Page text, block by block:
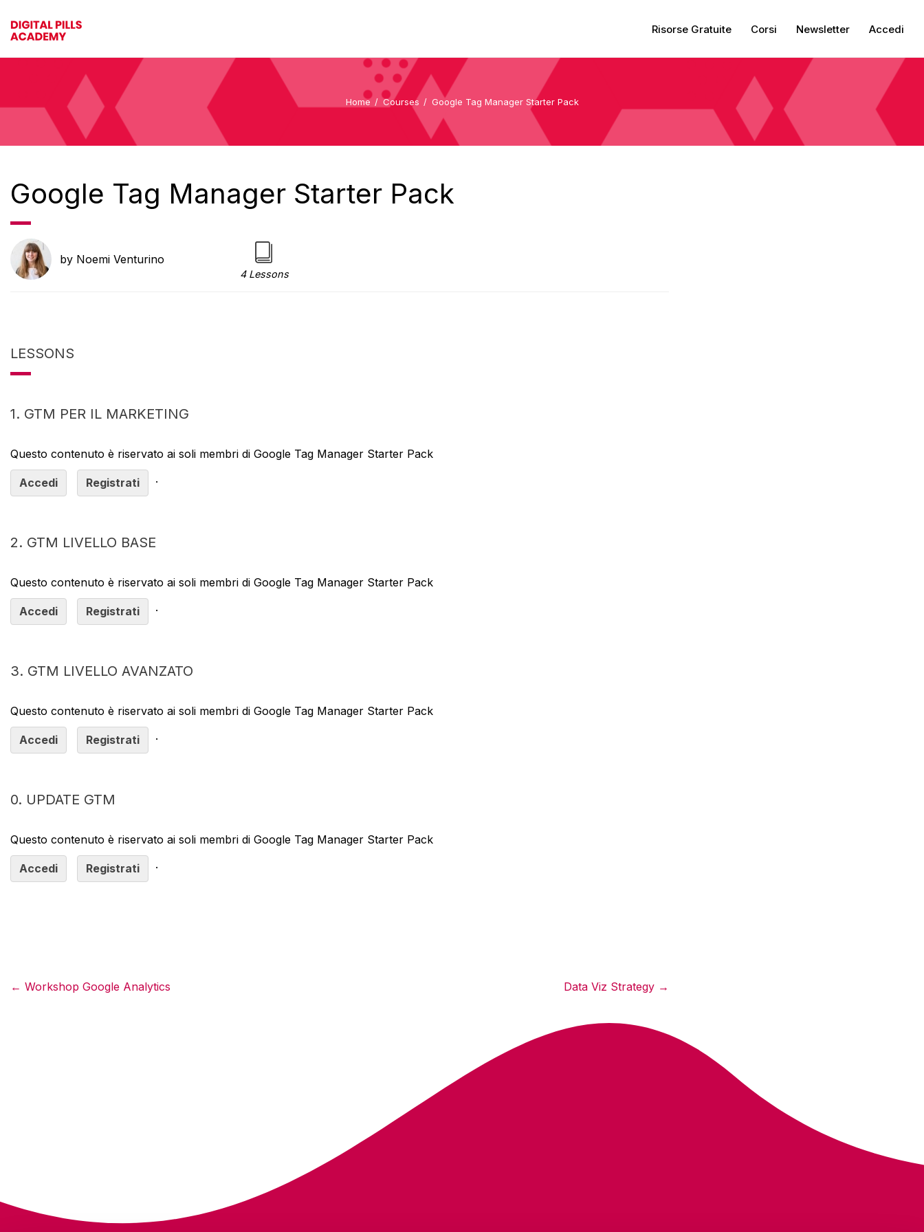
Risorse Gratuite Corsi Newsletter Accedi
Home Courses Google Tag Manager Starter Pack
Google Tag Manager Starter Pack
by Noemi Venturino
4 Lessons
LESSONS
1. GTM PER IL MARKETING
Questo contenuto è riservato ai soli membri di Google Tag Manager Starter Pack
Accedi Registrati .
2. GTM LIVELLO BASE
Questo contenuto è riservato ai soli membri di Google Tag Manager Starter Pack
Accedi Registrati .
3. GTM LIVELLO AVANZATO
Questo contenuto è riservato ai soli membri di Google Tag Manager Starter Pack
Accedi Registrati .
0. UPDATE GTM
Questo contenuto è riservato ai soli membri di Google Tag Manager Starter Pack
Accedi Registrati .
Workshop Google Analytics Data Viz Strategy